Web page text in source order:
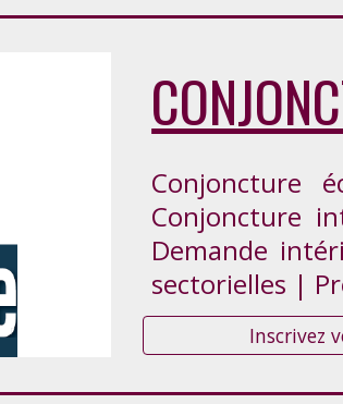
Conjoncture
Conjoncture
Demande
sectorielles |
Inscrivez